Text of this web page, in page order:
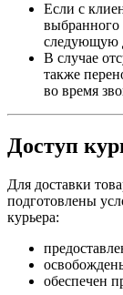
Если с
выбранного
следующую
В случае
также
во время
Доступ
Для доставки
подготовлены
курьера:
обеспечен